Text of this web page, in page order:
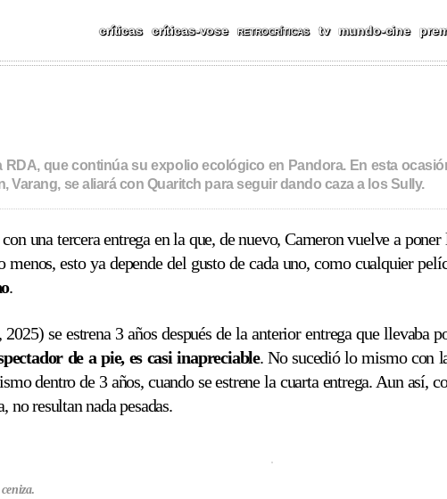
REPORTAJES,
críticas críticas-vose RETROCRÍTICAS tv mundo-cine
que continúa su expolio ecológico en Pandora. En esta
Varang, se aliará con Quaritch para seguir dando caza a los Sully.
una tercera entrega en la que, de nuevo, Cameron vuelve a
menos, esto ya depende del gusto de cada uno, como cualquier
.
se estrena 3 años después de la anterior entrega que llevaba
de a pie, es casi inapreciable. No sucedió lo mismo con
dentro de 3 años, cuando se estrene la cuarta entrega. Aun así,
no resultan nada pesadas.
.